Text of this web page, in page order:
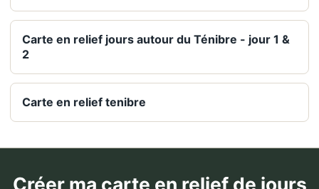
Carte en relief jours autour du Ténibre - jour 1 &
2
Carte en relief tenibre
Créer ma carte en relief de jours